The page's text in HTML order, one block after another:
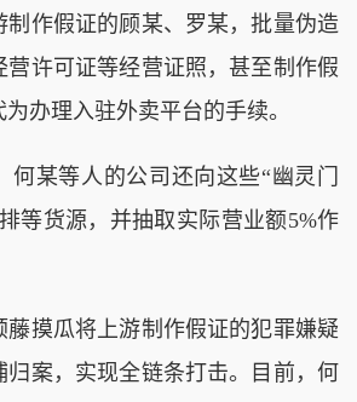
制作假证的顾某、罗某，批量伪造
营许可证等经营证照，甚至制作假
办理入驻外卖平台的手续。
某等人的公司还向这些“幽灵门
等货源，并抽取实际营业额5%作
摸瓜将上游制作假证的犯罪嫌疑
归案，实现全链条打击。目前，何